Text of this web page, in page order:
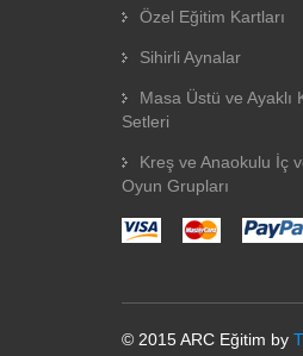
Özel Eğitim Kartları
Sihirli Aynalar
Masa Üstü ve Ayaklı
Setleri
Kreş ve Anaokulu İç
Oyun Grupları
© 2015 ARC Eğitim by